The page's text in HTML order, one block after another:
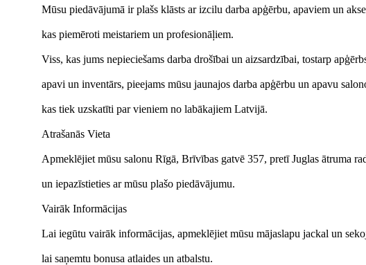
Mūsu piedāvājumā ir plašs klāsts ar izcilu darba apģērbu, apaviem un
kas piemēroti meistariem un profesionāļiem.
Viss, kas jums nepieciešams darba drošībai un aizsardzībai, tostarp
apavi un inventārs, pieejams mūsu jaunajos darba apģērbu un apavu
kas tiek uzskatīti par vieniem no labākajiem Latvijā.
Atrašanās Vieta
Apmeklējiet mūsu salonu Rīgā, Brīvības gatvē 357, pretī Juglas ātruma
un iepazīstieties ar mūsu plašo piedāvājumu.
Vairāk Informācijas
Lai iegūtu vairāk informācijas, apmeklējiet mūsu mājaslapu jackal un
lai saņemtu bonusa atlaides un atbalstu.